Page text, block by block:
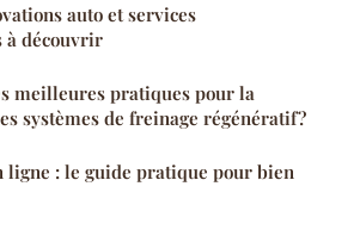
auto et services
à découvrir
meilleures pratiques pour la
systèmes de freinage régénératif?
ligne : le guide pratique pour bien